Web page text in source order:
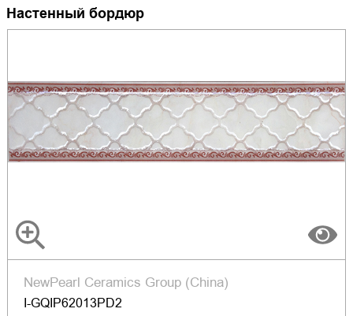
Настенный бордюр
NewPearl Ceramics Group (China)
I-GQIP62013PD2